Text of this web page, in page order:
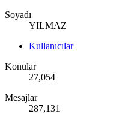
Soyadı
YILMAZ
Kullanıcılar
Konular
27,054
Mesajlar
287,131